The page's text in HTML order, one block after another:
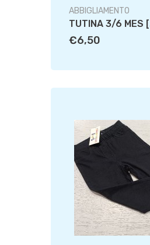
ABBIGLIAMENTO
TUTINA 3/6 MES
€6,50